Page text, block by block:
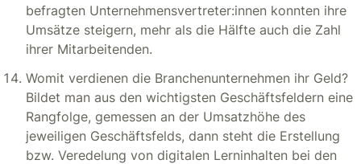
befragten Unternehmensvertreter:innen konnten ihre
Umsätze steigern, mehr als die Hälfte auch die Zahl
ihrer Mitarbeitenden.
Womit verdienen die Branchenunternehmen ihr Geld?
Bildet man aus den wichtigsten Geschäftsfeldern eine
Rangfolge, gemessen an der Umsatzhöhe des
jeweiligen Geschäftsfelds, dann steht die Erstellung
bzw. Veredelung von digitalen Lerninhalten bei den